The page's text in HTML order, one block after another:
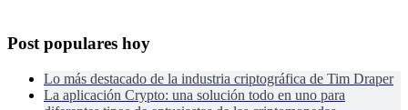
Post populares hoy
Lo más destacado de la industria criptográfica de Tim Draper
La aplicación Crypto: una solución todo en uno para